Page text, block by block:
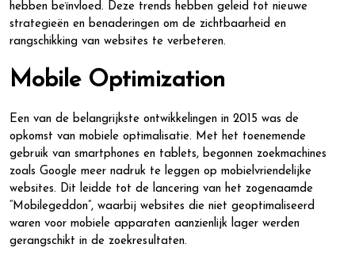
hebben beïnvloed. Deze trends hebben geleid tot nieuwe
strategieën en benaderingen om de zichtbaarheid en
rangschikking van websites te verbeteren.
Mobile Optimization
Een van de belangrijkste ontwikkelingen in 2015 was de
opkomst van mobiele optimalisatie. Met het toenemende
gebruik van smartphones en tablets, begonnen zoekmachines
zoals Google meer nadruk te leggen op mobielvriendelijke
websites. Dit leidde tot de lancering van het zogenaamde
“Mobilegeddon”, waarbij websites die niet geoptimaliseerd
waren voor mobiele apparaten aanzienlijk lager werden
gerangschikt in de zoekresultaten.